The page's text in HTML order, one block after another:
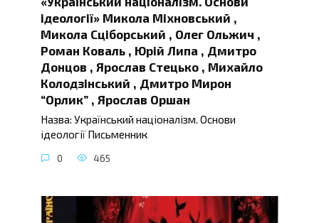
ідеології» Микола Міхновський ,
Микола Сціборський , Олег Ольжич ,
Роман Коваль , Юрій Липа , Дмитро
Донцов , Ярослав Стецько , Михайло
Колодзінський , Дмитро Мирон
“Орлик” , Ярослав Оршан
Назва: Український націоналізм. Основи
ідеології Письменник
0 465